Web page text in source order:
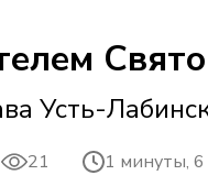
Усть-
21 1 минуты, 6